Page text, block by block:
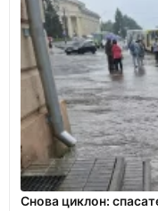
Снова циклон: